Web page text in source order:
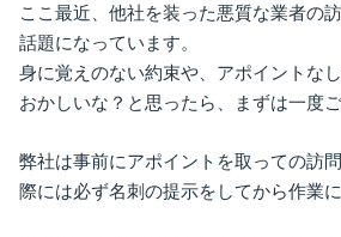
ここ最近、他社を装った悪質な業者の
話題になっています。
身に覚えのない約束や、アポイントな
おかしいな？と思ったら、まずは一度
弊社は事前にアポイントを取っての訪
際には必ず名刺の提示をしてから作業